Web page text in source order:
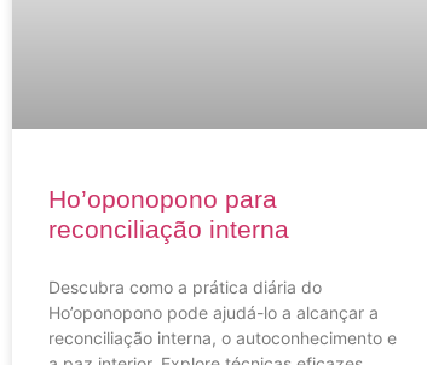
Ho’oponopono para
reconciliação interna
Descubra como a prática diária do
Ho’oponopono pode ajudá-lo a alcançar a
reconciliação interna, o autoconhecimento e